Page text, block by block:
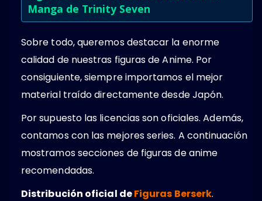
Manga de Trinity Seven
Sobre todo, queremos destacar la enorme
calidad de nuestras figuras de Anime. Por
consiguiente, siempre importamos el mejor
material traído directamente desde Japón.
Por supuesto las licencias son oficiales. Además,
contamos con las mejores series. A continuación
mostramos secciones de figuras de anime
recomendadas.
Distribución oficial deFiguras Berserk.